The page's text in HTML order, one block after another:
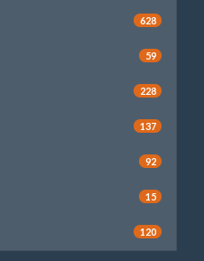
628
59
228
137
92
15
120